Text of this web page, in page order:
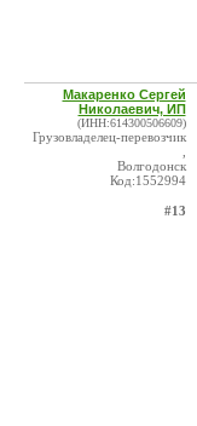
Макаренко Сергей
Николаевич, ИП
(ИНН:614300506609)
Грузовладелец-перевозчик
Волгодонск
Код:1552994
#13